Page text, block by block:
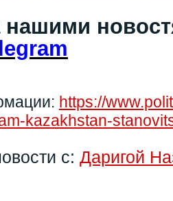
нашими
https://
kazakhstan-
с: Даригой